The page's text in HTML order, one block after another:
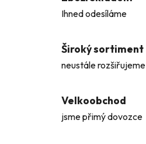
Ihned odesíláme
Široký sortiment
neustále rozšiřujeme
Velkoobchod
jsme přimý dovozce